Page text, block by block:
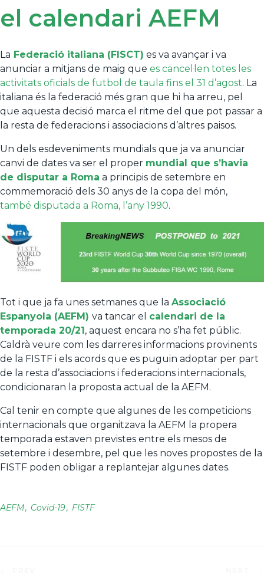
el calendari AEFM
La Federació italiana (FISCT) es va avançar i va
anunciar a mitjans de maig que es cancel·len totes les
activitats oficials de futbol de taula fins el 31 d’agost. La
italiana és la federació més gran que hi ha arreu, pel
que aquesta decisió marca el ritme del que pot passar a
la resta de federacions i associacions d’altres paisos.
Un dels esdeveniments mundials que ja va anunciar
canvi de dates va ser el proper mundial que s’havia
de disputar a Roma a principis de setembre en
commemoració dels 30 anys de la copa del món,
també disputada a Roma, l’any 1990.
Tot i que ja fa unes setmanes que la Associació
Espanyola (AEFM) va tancar el calendari de la
temporada 20/21 , aquest encara no s’ha fet públic.
Caldrà veure com les darreres informacions provinents
de la FISTF i els acords que es puguin adoptar per part
de la resta d’associacions i federacions internacionals,
condicionaran la proposta actual de la AEFM.
Cal tenir en compte que algunes de les competicions
internacionals que organitzava la AEFM la propera
temporada estaven previstes entre els mesos de
setembre i desembre, pel que les noves propostes de la
FISTF poden obligar a replantejar algunes dates.
AEFM Covid-19 FISTF